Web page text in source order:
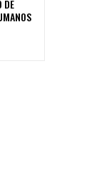
DE